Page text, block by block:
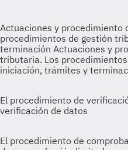
Actuaciones y procedimiento
procedimientos de gestión
terminación Actuaciones y
tributaria. Los
iniciación, trámites y
El procedimiento de
verificación de datos
El procedimiento de